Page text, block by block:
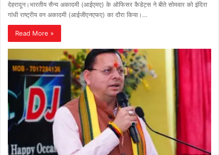
देहरादून।भारतीय सैन्य अकादमी (आईएमए) के ऑफिसर कैडेट्स ने बीते सोमवार को इंदिरा
गांधी राष्ट्रीय वन अकादमी (आईजीएनएफए) का दौरा किया।…
Read More »